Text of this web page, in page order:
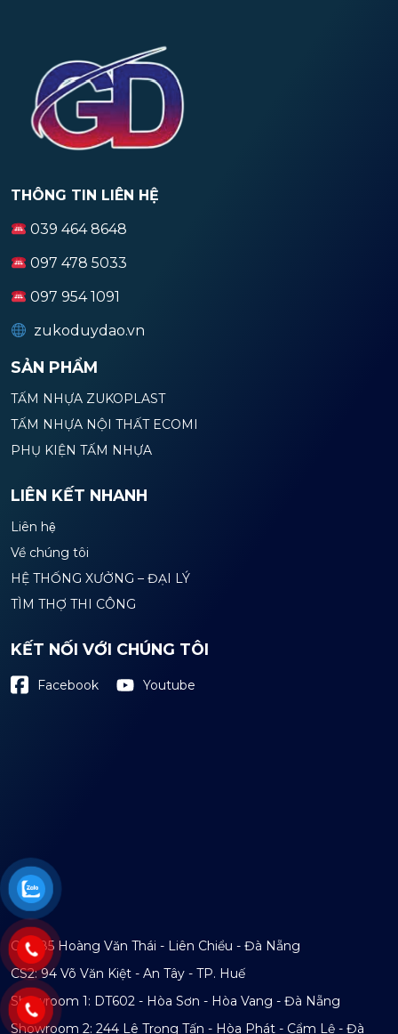
THÔNG TIN LIÊN HỆ
039 464 8648
097 478 5033
097 954 1091
zukoduydao.vn
SẢN PHẨM
TẤM NHỰA ZUKOPLAST
TẤM NHỰA NỘI THẤT ECOMI
PHỤ KIỆN TẤM NHỰA
LIÊN KẾT NHANH
Liên hệ
Về chúng tôi
HỆ THỐNG XƯỞNG – ĐẠI LÝ
TÌM THỢ THI CÔNG
KẾT NỐI VỚI CHÚNG TÔI
Facebook Youtube
CS1: 85 Hoàng Văn Thái - Liên Chiểu - Đà Nẵng
CS2: 94 Võ Văn Kiệt - An Tây - TP. Huế
Showroom 1: DT602 - Hòa Sơn - Hòa Vang - Đà Nẵng
Showroom 2: 244 Lê Trọng Tấn - Hòa Phát - Cẩm Lệ - Đà